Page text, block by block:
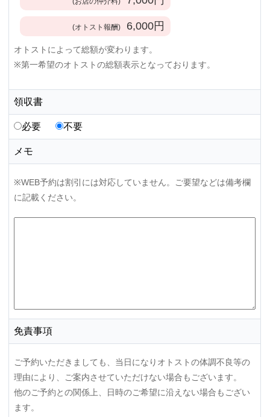
(オトスト報酬) 6,000円
オトストによって総額が変わります。
※第一希望のオトストの総額表示となっております。
領収書
必要 不要
メモ
※WEB予約は割引には対応していません。ご要望などは備考欄
に記載ください。
免責事項
ご予約いただきましても、当日になりオトストの体調不良等の
理由により、ご案内させていただけない場合もございます。
他のご予約との関係上、日時のご希望に沿えない場合もござい
ます。